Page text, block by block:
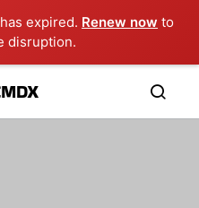
expired. Renew now to
disruption.